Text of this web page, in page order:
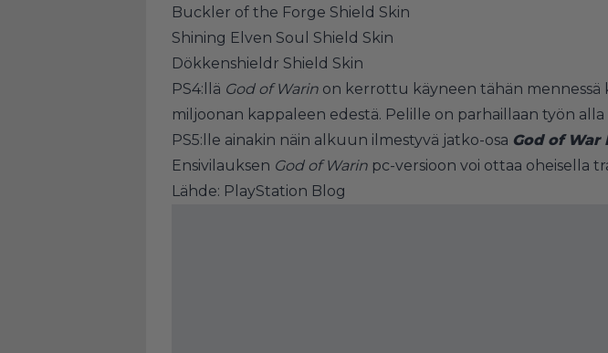
Buckler of the Forge Shield Skin
Shining Elven Soul Shield Skin
Dökkenshieldr Shield Skin
PS4:llä God of Warin on kerrottu käyneen tähän mennessä
miljoonan kappaleen edestä. Pelille on parhaillaan työn alla
PS5:lle ainakin näin alkuun ilmestyvä jatko-osa God of War
Ensivilauksen God of Warin pc-versioon voi ottaa oheisella
Lähde: PlayStation Blog